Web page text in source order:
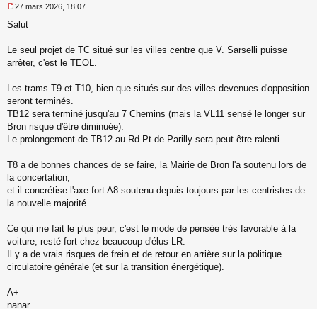
e
s
g
n
o
n
u
27 mars 2026, 18:07
Salut
Le seul projet de TC situé sur les villes centre que V. Sarselli puisse
arrêter, c'est le TEOL.
Les trams T9 et T10, bien que situés sur des villes devenues d'opposition
seront terminés.
TB12 sera terminé jusqu'au 7 Chemins (mais la VL11 sensé le longer sur
Bron risque d'être diminuée).
Le prolongement de TB12 au Rd Pt de Parilly sera peut être ralenti.
T8 a de bonnes chances de se faire, la Mairie de Bron l'a soutenu lors de
la concertation,
et il concrétise l'axe fort A8 soutenu depuis toujours par les centristes de
la nouvelle majorité.
Ce qui me fait le plus peur, c'est le mode de pensée très favorable à la
voiture, resté fort chez beaucoup d'élus LR.
Il y a de vrais risques de frein et de retour en arrière sur la politique
circulatoire générale (et sur la transition énergétique).
A+
nanar